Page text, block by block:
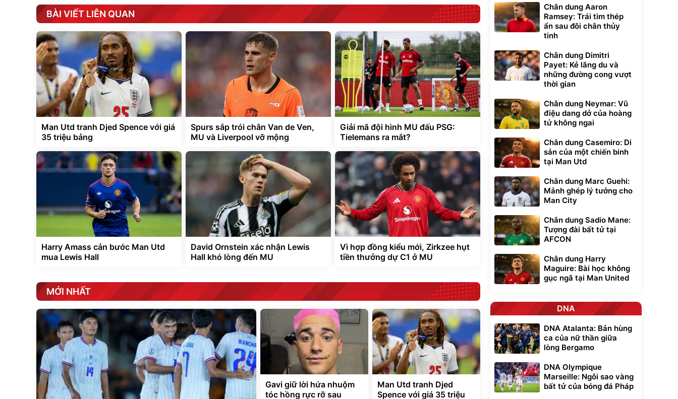
BÀI VIẾT LIÊN QUAN
Man Utd tranh Djed Spence với giá
35 triệu bảng
Spurs sắp trói chân Van de Ven,
MU và Liverpool vỡ mộng
Giải mã đội hình MU đấu PSG:
Tielemans ra mắt?
Harry Amass cản bước Man Utd
mua Lewis Hall
David Ornstein xác nhận Lewis
Hall khó lòng đến MU
Vì hợp đồng kiểu mới, Zirkzee hụt
tiền thưởng dự C1 ở MU
MỚI NHẤT
Gavi giữ lời hứa nhuộm
tóc hồng rực rỡ sau
Man Utd tranh Djed
Spence với giá 35 triệu
Chân dung Aaron
Ramsey: Trái tim thép
ẩn sau đôi chân thủy
tinh
Chân dung Dimitri
Payet: Kẻ lãng du và
những đường cong vượt
thời gian
Chân dung Neymar: Vũ
điệu dang dở của hoàng
tử không ngai
Chân dung Casemiro: Di
sản của một chiến binh
tại Man Utd
Chân dung Marc Guehi:
Mảnh ghép lý tưởng cho
Man City
Chân dung Sadio Mane:
Tượng đài bất tử tại
AFCON
Chân dung Harry
Maguire: Bài học không
gục ngã tại Man United
DNA
DNA Atalanta: Bản hùng
ca của nữ thần giữa
lòng Bergamo
DNA Olympique
Marseille: Ngôi sao vàng
bất tử của bóng đá Pháp